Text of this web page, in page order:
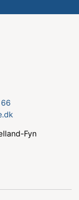
Fyn